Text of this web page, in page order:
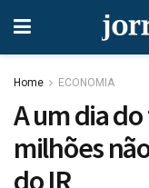
Home ECONOMIA
A um dia
milhões
do IR